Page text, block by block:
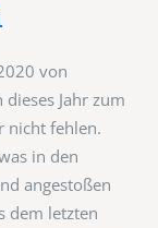
von
Jahr zum
nicht fehlen.
in den
angestoßen
dem letzten